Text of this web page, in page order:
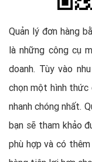
Quản lý đơn hàng
là những công cụ
doanh. Tùy vào
chọn một hình thức
nhanh chóng nhất.
bạn sẽ tham khảo
phù hợp và có